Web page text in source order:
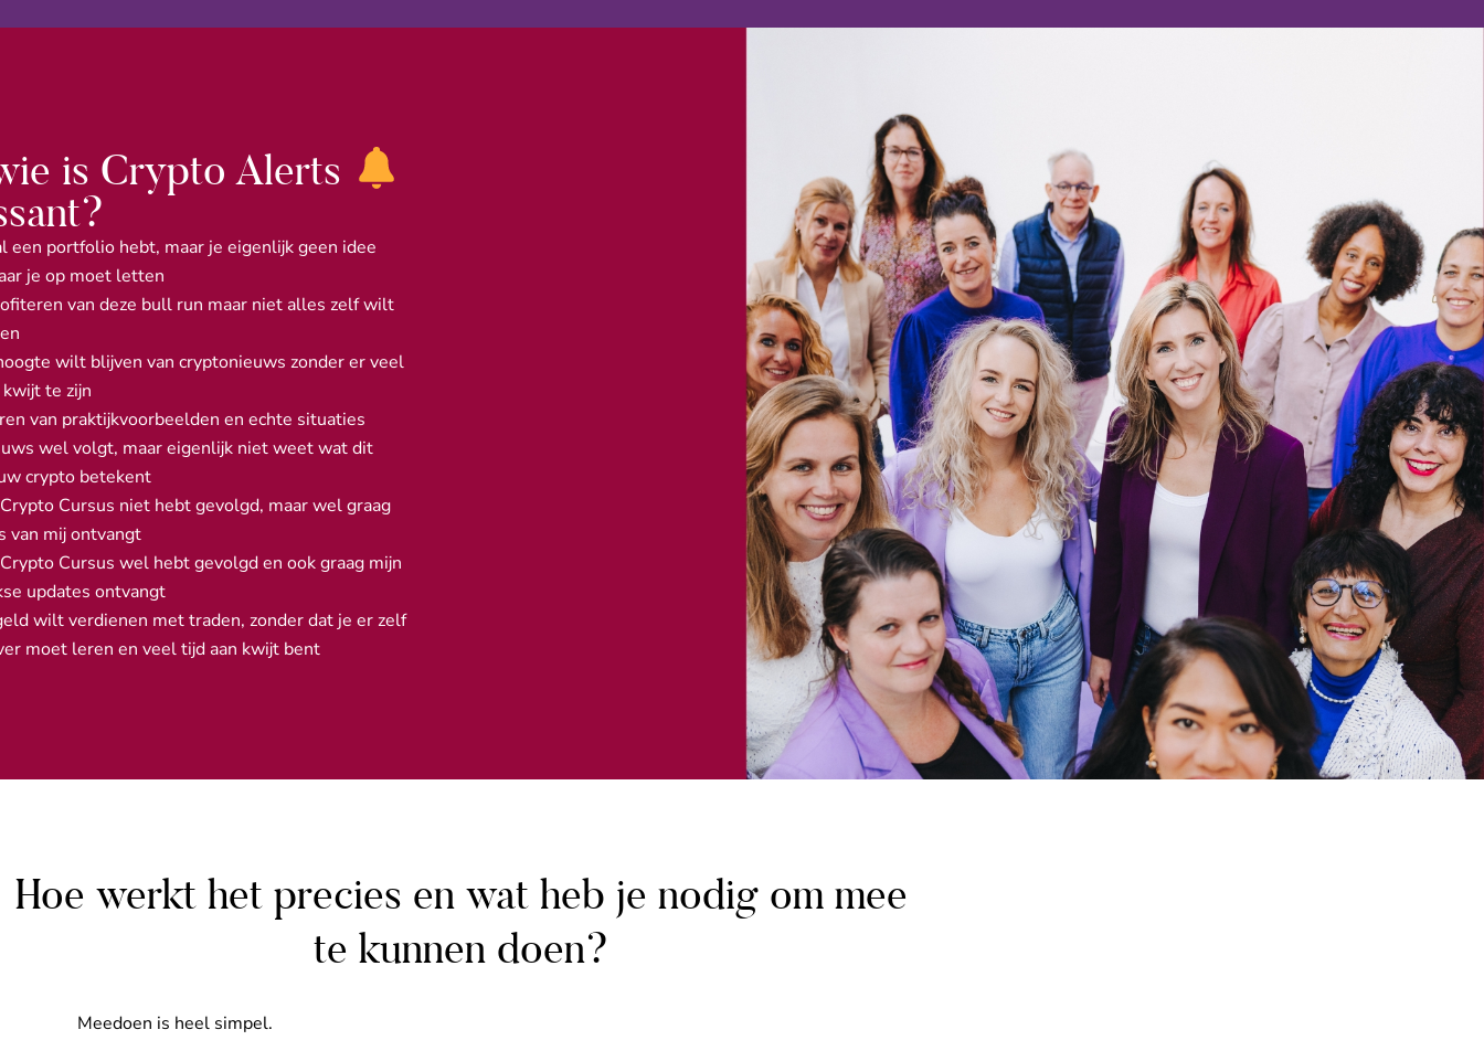
is Crypto Alerts
een portfolio hebt, maar je eigenlijk geen idee
je op moet letten
van deze bull run maar niet alles zelf wilt
wilt blijven van cryptonieuws zonder er veel
te zijn
van praktijkvoorbeelden en echte situaties
wel volgt, maar eigenlijk niet weet wat dit
crypto betekent
Cursus niet hebt gevolgd, maar wel graag
van mij ontvangt
Cursus wel hebt gevolgd en ook graag mijn
updates ontvangt
wilt verdienen met traden, zonder dat je er zelf
moet leren en veel tijd aan kwijt bent
Hoe werkt het precies en wat heb je nodig om mee
te kunnen doen?
Meedoen is heel simpel.